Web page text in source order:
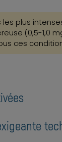
plus
(0,5-1,0
ces